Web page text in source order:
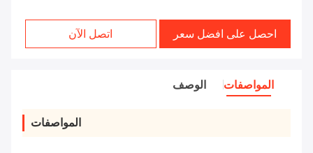
احصل على افضل سعر اتصل الآن
المواصفات الوصف
المواصفات